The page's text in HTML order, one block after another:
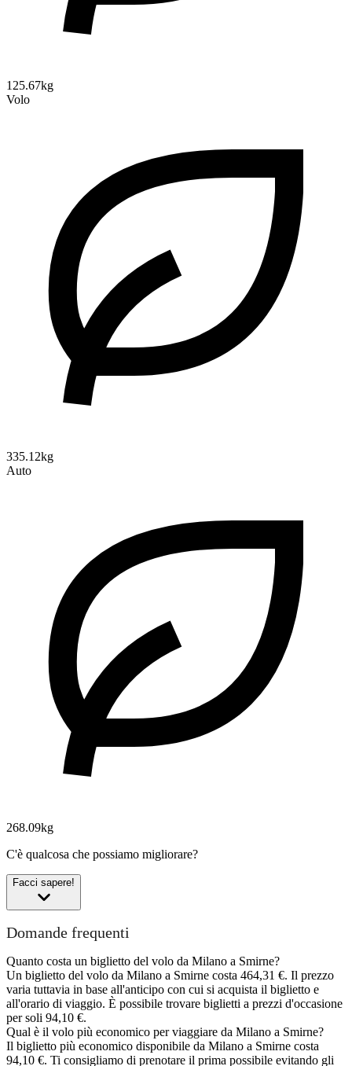
125.67kg
Volo
335.12kg
Auto
268.09kg
C'è qualcosa che possiamo migliorare?
Facci sapere!
Domande frequenti
Quanto costa un biglietto del volo da Milano a Smirne?
Un biglietto del volo da Milano a Smirne costa 464,31 €. Il prezzo
varia tuttavia in base all'anticipo con cui si acquista il biglietto e
all'orario di viaggio. È possibile trovare biglietti a prezzi d'occasione
per soli 94,10 €.
Qual è il volo più economico per viaggiare da Milano a Smirne?
Il biglietto più economico disponibile da Milano a Smirne costa
94,10 €. Ti consigliamo di prenotare il prima possibile evitando gli